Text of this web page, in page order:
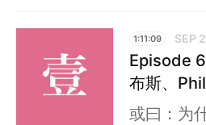
1:11:09 SEP
Episode
布斯、
或曰：为